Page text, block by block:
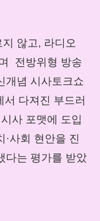
않고, 라디오
전방위형 방송
개념 시사토크쇼
서 다져진 부드러
사 포맷에 도입
사회 현안을 진
다는 평가를 받았